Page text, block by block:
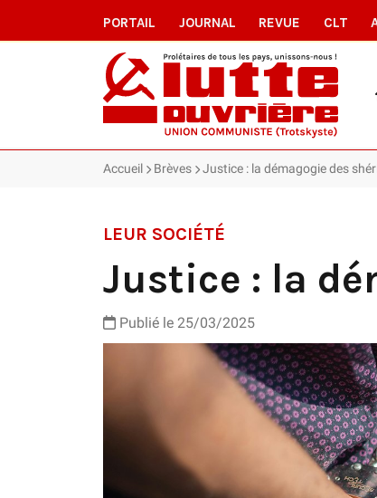
PORTAIL JOURNAL REVUE CLT
Accueil Brèves Justice : la démagogie des
LEUR SOCIÉTÉ
Justice : la
Publié le 25/03/2025